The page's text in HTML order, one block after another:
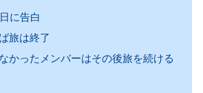
に告白
旅は終了
かったメンバーはその後旅を続ける